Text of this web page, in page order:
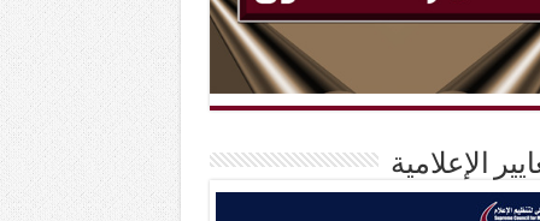
الإعلامية